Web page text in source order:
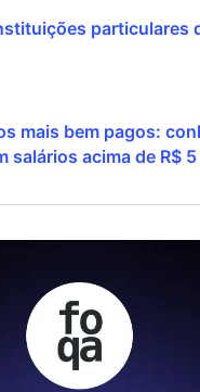
particulares
mais bem pagos:
salários acima de R$ 5